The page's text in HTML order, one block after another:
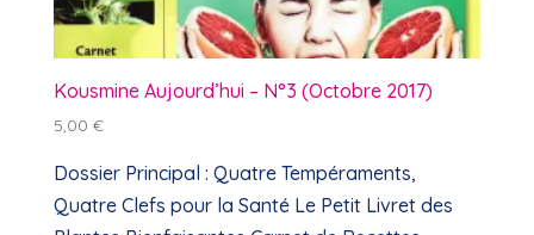
Kousmine Aujourd’hui – N°3 (Octobre 2017)
5,00 €
Dossier Principal : Quatre Tempéraments,
Quatre Clefs pour la Santé Le Petit Livret des